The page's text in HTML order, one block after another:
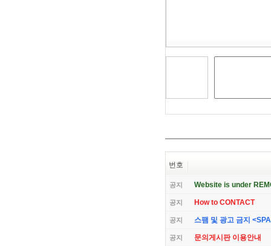
번호
공지 Website is under
공지 How to CONTACT
공지 스팸 및 광고 금지
공지 문의게시판 이용안내